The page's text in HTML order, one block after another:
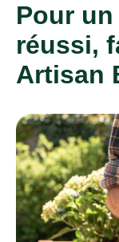
Pour un
réussi,
Artisan